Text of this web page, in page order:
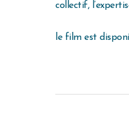
collectif,
le film est